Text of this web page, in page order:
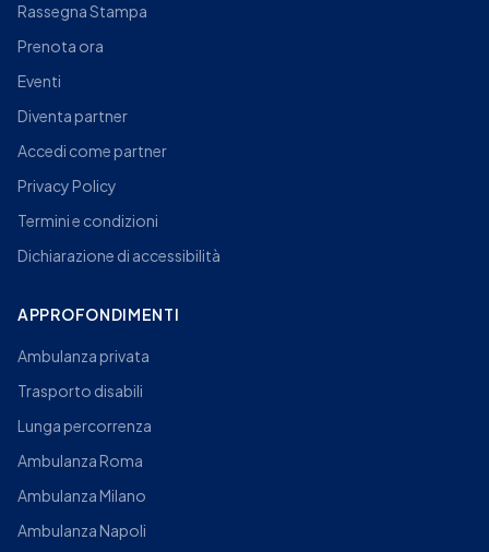
Rassegna Stampa
Prenota ora
Eventi
Diventa partner
Accedi come partner
Privacy Policy
Termini e condizioni
Dichiarazione di accessibilità
APPROFONDIMENTI
Ambulanza privata
Trasporto disabili
Lunga percorrenza
Ambulanza Roma
Ambulanza Milano
Ambulanza Napoli